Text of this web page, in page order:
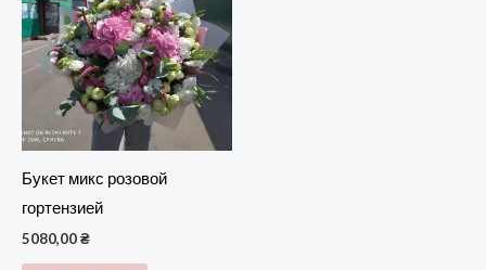
Букет микс розовой
гортензией
5080,00₴